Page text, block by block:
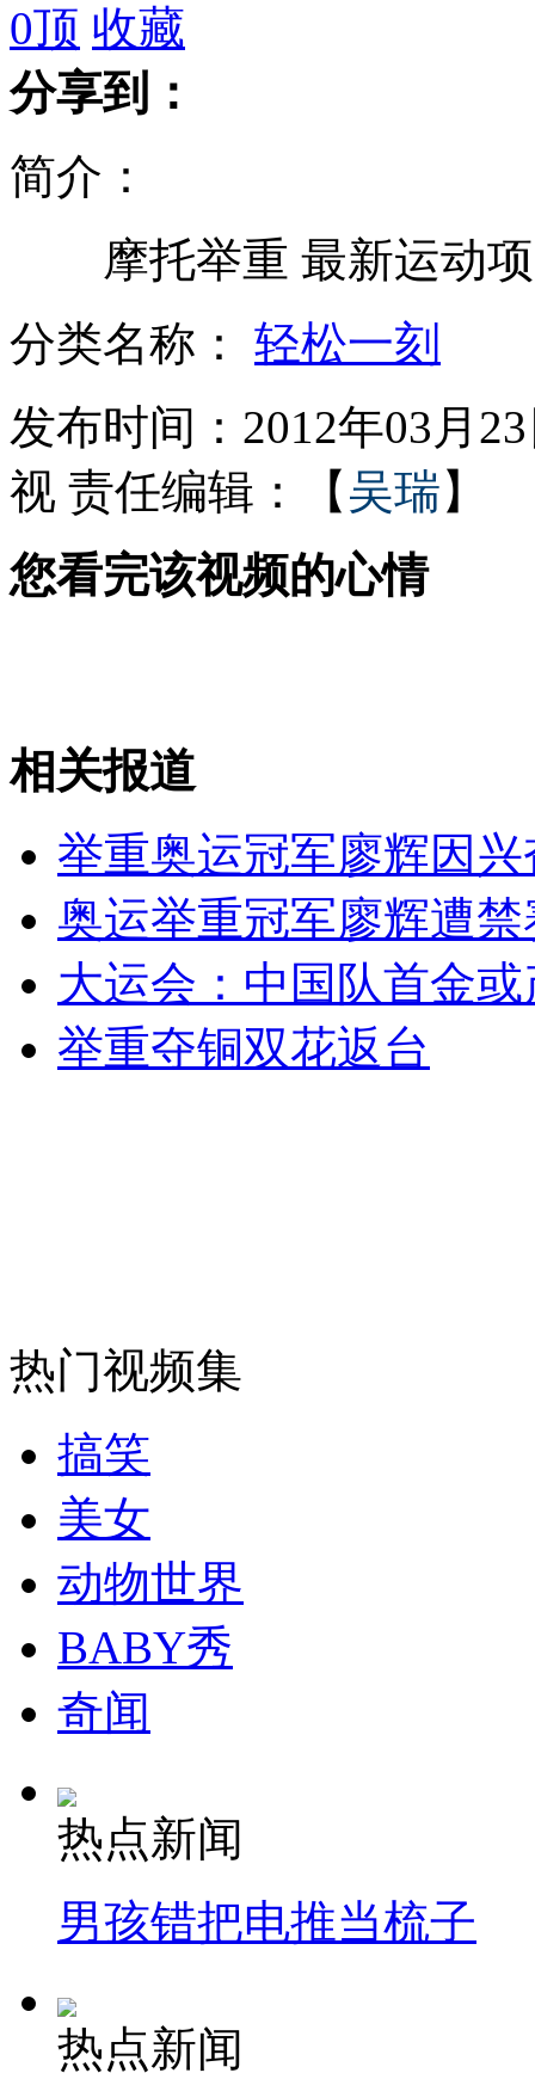
即使不开车 也得交"过路费"
培训班变成淫秽班 记者揭黑幕
英女王年薪1.5万英镑招聘男管家
无证驾驶司机上演公路狂飙
山西运城恶犬咬伤多人 警民合力深夜将其击毙
无痛分娩是否安全 医生回应
外交部：反对强权政治霸凌主义
走！跟着总书记去植树
消防员救轻生者
纽约上演“枕头大战”
司机酒驾遇交警 急速倒车逃窜
0顶 收藏
分享到：
简介：
摩托举重 最新运动项
分类名称： 轻松一刻
发布时间：2012年03月
视 责任编辑：【 吴瑞】
您看完该视频的心情
相关报道
举重奥运冠军廖辉因
奥运举重冠军廖辉遭
大运会：中国队首金
举重夺铜双花返台
热门视频集
搞笑
美女
动物世界
BABY秀
奇闻
热点新闻
男孩错把电推当梳子
热点新闻